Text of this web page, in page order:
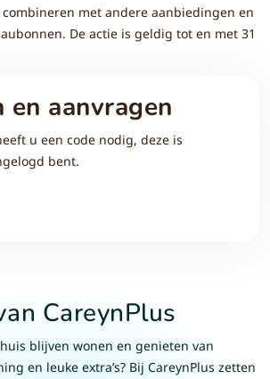
met andere aanbiedingen en
De actie is geldig tot en met 31
en aanvragen
u een code nodig, deze is
bent.
CareynPlus
blijven wonen en genieten van
en leuke extra’s? Bij CareynPlus zetten